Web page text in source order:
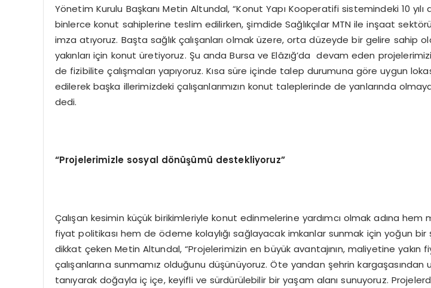
Yönetim Kurulu Başkanı Metin Altundal, “Konut Yapı Kooperatifi sistemindeki 10 yılı
binlerce konut sahiplerine teslim edilirken, şimdide Sağlıkçılar MTN ile inşaat
imza atıyoruz. Başta sağlık çalışanları olmak üzere, orta düzeyde bir gelire sahip
yakınları için konut üretiyoruz. Şu anda Bursa ve Elâzığ’da devam eden
de fizibilite çalışmaları yapıyoruz. Kısa süre içinde talep durumuna göre uygun
edilerek başka illerimizdeki çalışanlarımızın konut taleplerinde de yanlarında
dedi.
“Projelerimizle sosyal dönüşümü destekliyoruz”
Çalışan kesimin küçük birikimleriyle konut edinmelerine yardımcı olmak adına hem
fiyat politikası hem de ödeme kolaylığı sağlayacak imkanlar sunmak için yoğun bir
dikkat çeken Metin Altundal, “Projelerimizin en büyük avantajının, maliyetine yakın
çalışanlarına sunmamız olduğunu düşünüyoruz. Öte yandan şehrin kargaşasından
tanıyarak doğayla iç içe, keyifli ve sürdürülebilir bir yaşam alanı sunuyoruz.